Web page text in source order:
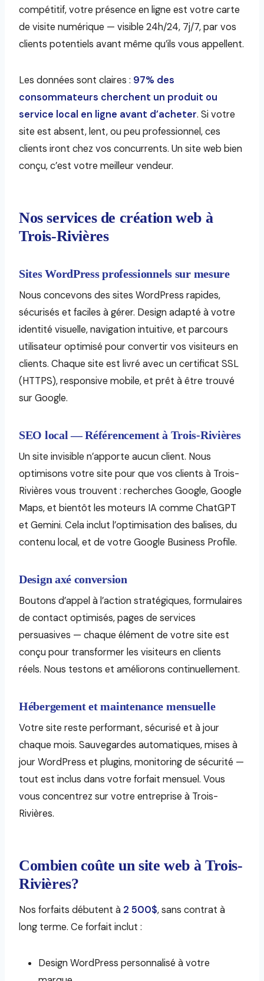
compétitif, votre présence en ligne est votre carte
de visite numérique — visible 24h/24, 7j/7, par vos
clients potentiels avant même qu’ils vous appellent.
Les données sont claires : 97% des
consommateurs cherchent un produit ou
service local en ligne avant d’acheter. Si votre
site est absent, lent, ou peu professionnel, ces
clients iront chez vos concurrents. Un site web bien
conçu, c’est votre meilleur vendeur.
Nos services de création web à
Trois-Rivières
Sites WordPress professionnels sur mesure
Nous concevons des sites WordPress rapides,
sécurisés et faciles à gérer. Design adapté à votre
identité visuelle, navigation intuitive, et parcours
utilisateur optimisé pour convertir vos visiteurs en
clients. Chaque site est livré avec un certificat SSL
(HTTPS), responsive mobile, et prêt à être trouvé
sur Google.
SEO local — Référencement à Trois-Rivières
Un site invisible n’apporte aucun client. Nous
optimisons votre site pour que vos clients à Trois-
Rivières vous trouvent : recherches Google, Google
Maps, et bientôt les moteurs IA comme ChatGPT
et Gemini. Cela inclut l’optimisation des balises, du
contenu local, et de votre Google Business Profile.
Design axé conversion
Boutons d’appel à l’action stratégiques, formulaires
de contact optimisés, pages de services
persuasives — chaque élément de votre site est
conçu pour transformer les visiteurs en clients
réels. Nous testons et améliorons continuellement.
Hébergement et maintenance mensuelle
Votre site reste performant, sécurisé et à jour
chaque mois. Sauvegardes automatiques, mises à
jour WordPress et plugins, monitoring de sécurité —
tout est inclus dans votre forfait mensuel. Vous
vous concentrez sur votre entreprise à Trois-
Rivières.
Combien coûte un site web à Trois-
Rivières?
Nos forfaits débutent à 2 500$, sans contrat à
long terme. Ce forfait inclut :
Design WordPress personnalisé à votre